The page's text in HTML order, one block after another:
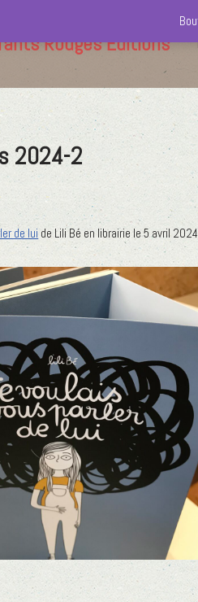
Rouges Editions
2024-2
de lui de Lili Bé en librairie le 5 avril 2024